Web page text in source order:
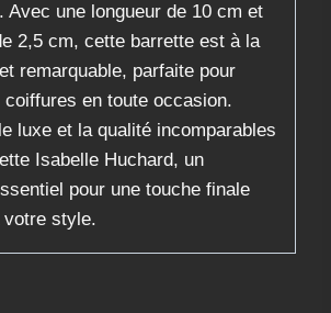
Avec une longueur de 10 cm et
2,5 cm, cette barrette est à la
remarquable, parfaite pour
en toute occasion.
luxe et la qualité incomparables
Isabelle Huchard, un
pour une touche finale
votre style.